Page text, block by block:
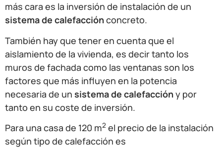
más cara es la inversión de instalación de un
sistema de calefacciónconcreto.
También hay que tener en cuenta que el
aislamiento de la vivienda, es decir tanto los
muros de fachada como las ventanas son los
factores que más influyen en la potencia
necesaria de un sistema de calefaccióny por
tanto en su coste de inversión.
Para una casa de 120 m2 el precio de la instalación
según tipo de calefacción es